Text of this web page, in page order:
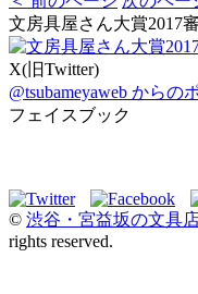
文房具屋さん大賞2017
X(旧Twitter)
@tsubameyaweb からの
フェイスブック
© 渋谷・宮益坂の文具
rights reserved.